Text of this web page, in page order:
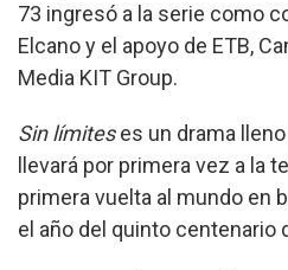
73 ingresó a la serie como
Elcano y el apoyo de ETB,
Media KIT Group.
Sin límiteses un drama
llevará por primera vez a la
primera vuelta al mundo en
el año del quinto centenario